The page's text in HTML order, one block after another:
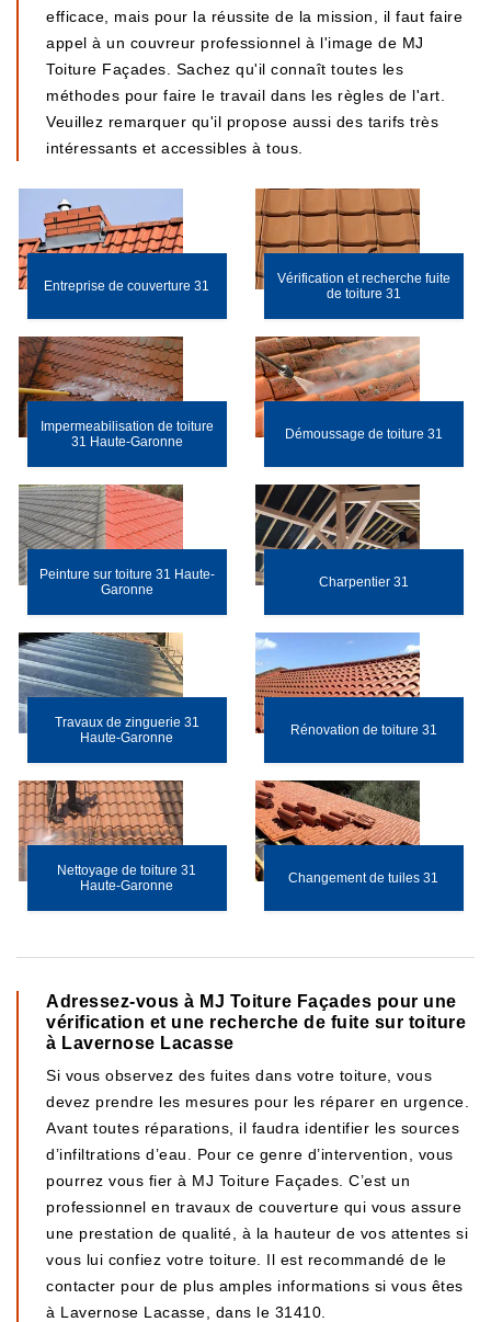
efficace, mais pour la réussite de la mission, il faut faire
appel à un couvreur professionnel à l'image de MJ
Toiture Façades. Sachez qu'il connaît toutes les
méthodes pour faire le travail dans les règles de l'art.
Veuillez remarquer qu'il propose aussi des tarifs très
intéressants et accessibles à tous.
Entreprise de couverture 31
Vérification et recherche fuite
de toiture 31
Impermeabilisation de toiture
31 Haute-Garonne
Démoussage de toiture 31
Peinture sur toiture 31 Haute-
Garonne
Charpentier 31
Travaux de zinguerie 31
Haute-Garonne
Rénovation de toiture 31
Nettoyage de toiture 31
Haute-Garonne
Changement de tuiles 31
Adressez-vous à MJ Toiture Façades pour une
vérification et une recherche de fuite sur toiture
à Lavernose Lacasse
Si vous observez des fuites dans votre toiture, vous
devez prendre les mesures pour les réparer en urgence.
Avant toutes réparations, il faudra identifier les sources
d’infiltrations d’eau. Pour ce genre d’intervention, vous
pourrez vous fier à MJ Toiture Façades. C’est un
professionnel en travaux de couverture qui vous assure
une prestation de qualité, à la hauteur de vos attentes si
vous lui confiez votre toiture. Il est recommandé de le
contacter pour de plus amples informations si vous êtes
à Lavernose Lacasse, dans le 31410.